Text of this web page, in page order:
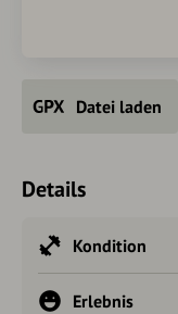
Datei laden
Details
Kondition
Erlebnis